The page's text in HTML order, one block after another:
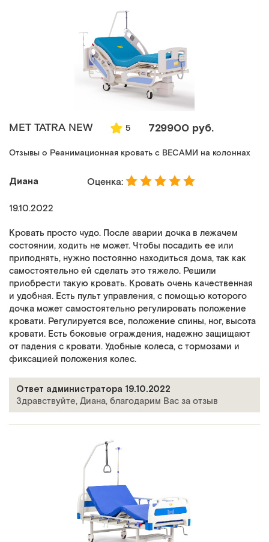
MET TATRA NEW 5 729900 руб.
Отзывы о Реанимационная кровать с ВЕСАМИ на колоннах
Диана Оценка:
19.10.2022
Кровать просто чудо. После аварии дочка в лежачем
состоянии, ходить не может. Чтобы посадить ее или
приподнять, нужно постоянно находиться дома, так как
самостоятельно ей сделать это тяжело. Решили
приобрести такую кровать. Кровать очень качественная
и удобная. Есть пульт управления, с помощью которого
дочка может самостоятельно регулировать положение
кровати. Регулируется все, положение спины, ног, высота
кровати. Есть боковые ограждения, надежно защищают
от падения с кровати. Удобные колеса, с тормозами и
фиксацией положения колес.
Ответ администратора 19.10.2022
Здравствуйте, Диана, благодарим Вас за отзыв